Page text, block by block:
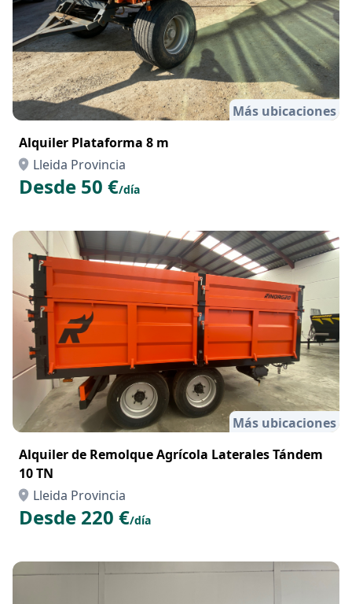
Más ubicaciones
Alquiler Plataforma 8 m
Lleida Provincia
Desde 50 €/día
Más ubicaciones
Alquiler de Remolque Agrícola Laterales Tándem
10 TN
Lleida Provincia
Desde 220 €/día